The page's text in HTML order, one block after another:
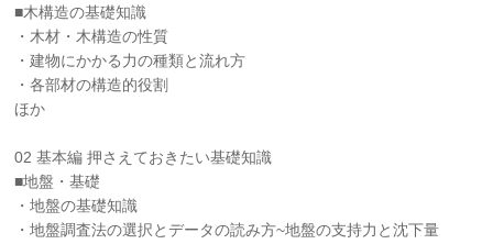
■木構造の基礎知識
・木材・木構造の性質
・建物にかかる力の種類と流れ方
・各部材の構造的役割
ほか
02 基本編 押さえておきたい基礎知識
■地盤・基礎
・地盤の基礎知識
・地盤調査法の選択とデータの読み方~地盤の支持力と沈下量